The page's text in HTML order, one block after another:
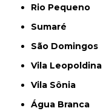
Rio Pequeno
Sumaré
São Domingos
Vila Leopoldina
Vila Sônia
Água Branca